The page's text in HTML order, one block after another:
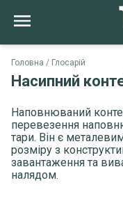
Головна Глосарій
Насипний
Наповнюваний
перевезення
тари. Він є
розміру з
завантаження та
налядом.